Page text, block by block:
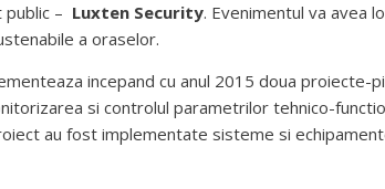
– Luxten Security. Evenimentul va avea
a oraselor.
incepand cu anul 2015 doua
si controlul parametrilor tehnico-
au fost implementate sisteme si